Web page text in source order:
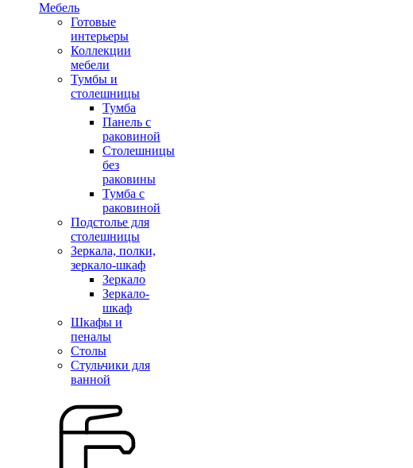
Мебель
Готовые
интерьеры
Коллекции
мебели
Тумбы и
столешницы
Тумба
Панель с
раковиной
Столешницы
без
раковины
Тумба с
раковиной
Подстолье для
столешницы
Зеркала, полки,
зеркало-шкаф
Зеркало
Зеркало-
шкаф
Шкафы и
пеналы
Столы
Стульчики для
ванной